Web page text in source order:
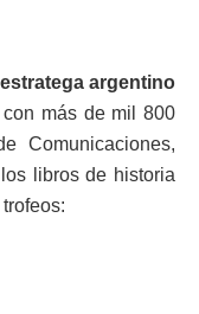
argentino
con más de mil 800
Comunicaciones,
libros de historia